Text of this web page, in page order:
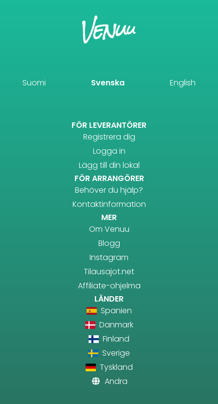
Suomi Svenska English
FÖR LEVERANTÖRER
Registrera dig
Logga in
Lägg till din lokal
FÖR ARRANGÖRER
Behöver du hjälp?
Kontaktinformation
MER
Om Venuu
Blogg
Instagram
Tilausajot.net
Affiliate-ohjelma
LÄNDER
Spanien
Danmark
Finland
Sverige
Tyskland
Andra